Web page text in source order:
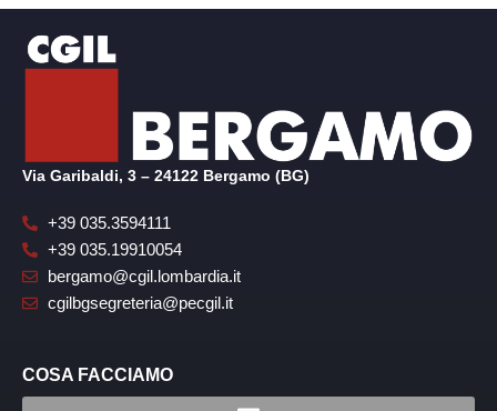
Via Garibaldi, 3 – 24122 Bergamo (BG)
+39 035.3594111
+39 035.19910054
bergamo@cgil.lombardia.it
cgilbgsegreteria@pecgil.it
COSA FACCIAMO